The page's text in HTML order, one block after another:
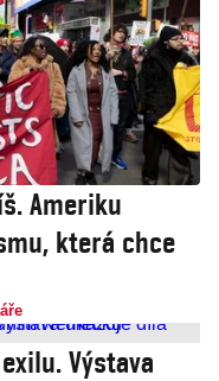
Ameriku
která chce
Výstava